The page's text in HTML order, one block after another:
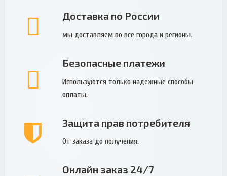
Доставка по России
мы доставляем во все города и регионы.
Безопасные платежи
Используются только надежные способы
оплаты.
Защита прав потребителя
От заказа до получения.
Онлайн заказ 24/7